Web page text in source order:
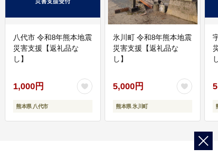
八代市 令和8年熊本地震
災害支援【返礼品な
し】
1,000円
熊本県 八代市
氷川町 令和8年熊本地震
災害支援【返礼品な
し】
5,000円
熊本県 氷川町